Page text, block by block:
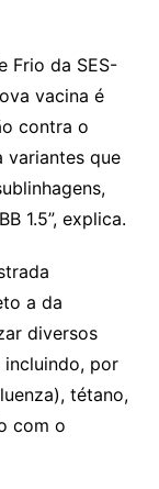
Frio da SES-
vacina é
contra o
variantes que
1.5”, explica.
a da
diversos
incluindo, por
tétano,
com o